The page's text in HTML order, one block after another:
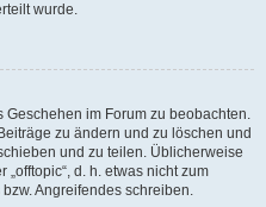
wurde.
Geschehen im Forum zu beobachten.
zu ändern und zu löschen und
und zu teilen. Üblicherweise
d. h. etwas nicht zum
Angreifendes schreiben.